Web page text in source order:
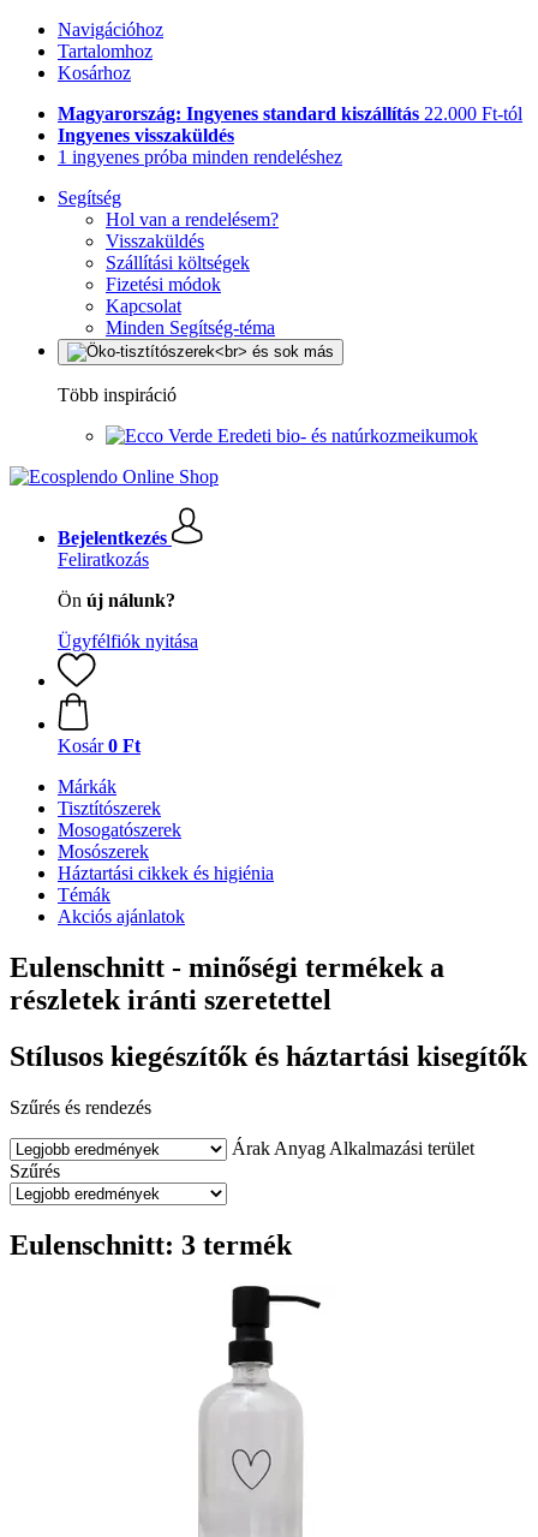
Navigációhoz
Tartalomhoz
Kosárhoz
Magyarország: Ingyenes standard kiszállítás 22.000 Ft-tól
Ingyenes visszaküldés
1 ingyenes próba minden rendeléshez
Segítség
Hol van a rendelésem?
Visszaküldés
Szállítási költségek
Fizetési módok
Kapcsolat
Minden Segítség-téma
Több inspiráció
Eredeti bio- és natúrkozmeikumok
Bejelentkezés
Feliratkozás
Ön új nálunk?
Ügyfélfiók nyitása
Kosár 0 Ft
Márkák
Tisztítószerek
Mosogatószerek
Mosószerek
Háztartási cikkek és higiénia
Témák
Akciós ajánlatok
Eulenschnitt - minőségi termékek a
részletek iránti szeretettel
Stílusos kiegészítők és háztartási kisegítők
Szűrés és rendezés
Árak Anyag Alkalmazási terület
Szűrés
Eulenschnitt: 3 termék